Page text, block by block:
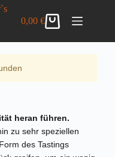
ANZEIGEN
Warenkorb
0,00€
heran führen.
zu sehr speziellen
des Tastings